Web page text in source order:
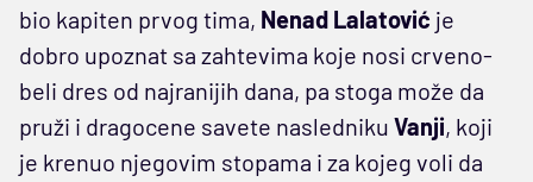
bio kapiten prvog tima, Nenad Lalatović je
dobro upoznat sa zahtevima koje nosi crveno-
beli dres od najranijih dana, pa stoga može da
pruži i dragocene savete nasledniku Vanji, koji
je krenuo njegovim stopama i za kojeg voli da